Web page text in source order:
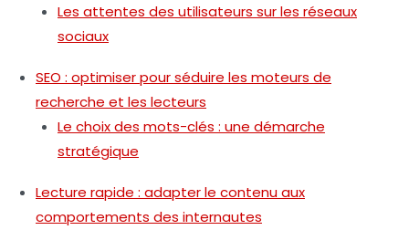
Les attentes des utilisateurs sur les réseaux
sociaux
SEO : optimiser pour séduire les moteurs de
recherche et les lecteurs
Le choix des mots-clés : une démarche
stratégique
Lecture rapide : adapter le contenu aux
comportements des internautes